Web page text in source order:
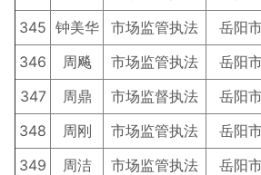
345 钟美华 市场监管执法 岳阳
346
周飚 市场监管执法 岳阳
347
周鼎 市场监督执法 岳阳
348
周刚 市场监管执法 岳阳
349
周洁 市场监管执法 岳阳